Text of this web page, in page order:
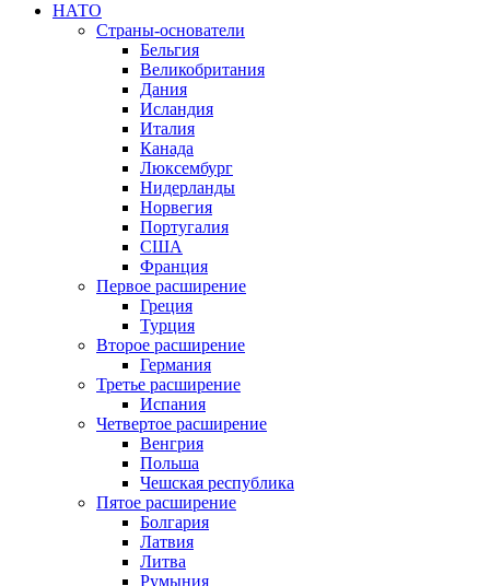
НАТО
Страны-основатели
Бельгия
Великобритания
Дания
Исландия
Италия
Канада
Люксембург
Нидерланды
Норвегия
Португалия
США
Франция
Первое расширение
Греция
Турция
Второе расширение
Германия
Третье расширение
Испания
Четвертое расширение
Венгрия
Польша
Чешская республика
Пятое расширение
Болгария
Латвия
Литва
Румыния